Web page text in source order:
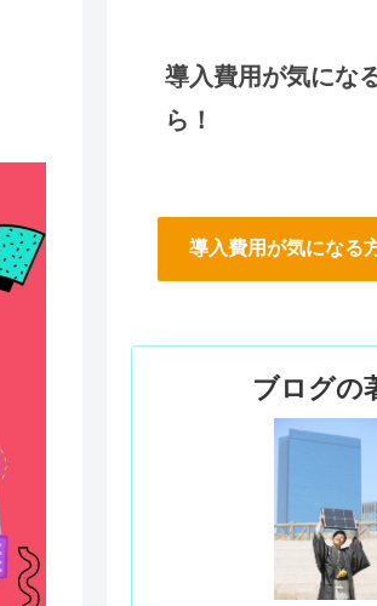
導入費用が気にな
ら！
導入費用が気になる
ブログの